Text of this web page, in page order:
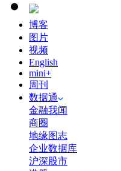
博客
图片
视频
English
mini+
周刊
数据通
金融我闻
商圈
地缘图志
企业数据库
沪深股市